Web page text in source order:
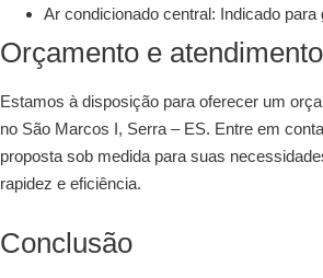
Ar condicionado central: Indicado para
Orçamento e atendimento
Estamos à disposição para oferecer um
no São Marcos I, Serra – ES. Entre em
proposta sob medida para suas
rapidez e eficiência.
Conclusão